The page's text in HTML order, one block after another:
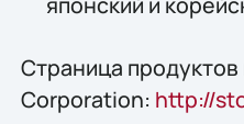
Страница
Corporation: http://